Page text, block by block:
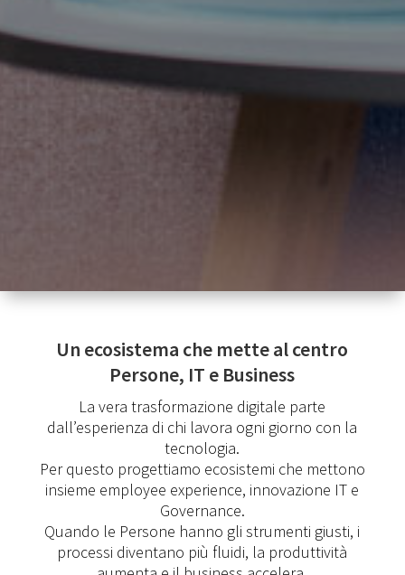
Un ecosistema che mette al centro
Persone, IT e Business
La vera trasformazione digitale parte
dall’esperienza di chi lavora ogni giorno con la
tecnologia.
Per questo progettiamo ecosistemi che mettono
insieme employee experience, innovazione IT e
Governance.
Quando le Persone hanno gli strumenti giusti, i
processi diventano più fluidi, la produttività